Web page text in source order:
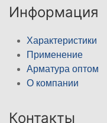
Информация
Характеристики
Применение
Арматура оптом
О компании
Контакты